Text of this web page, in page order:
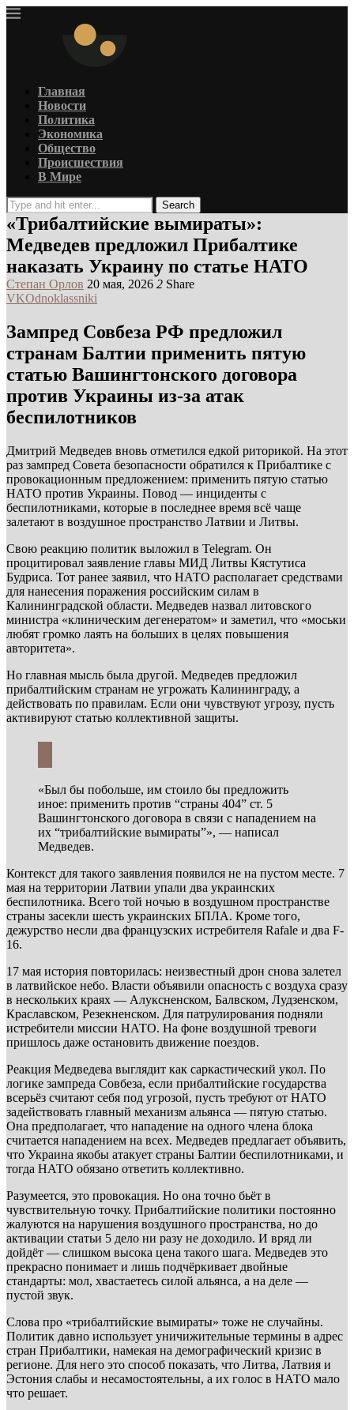
Главная
Новости
Политика
Экономика
Общество
Происшествия
В Мире
Search
«Трибалтийские вымираты»:
Медведев предложил Прибалтике
наказать Украину по статье НАТО
Степан Орлов 20 мая, 2026 2 Share
VKOdnoklassniki
Зампред Совбеза РФ предложил
странам Балтии применить пятую
статью Вашингтонского договора
против Украины из-за атак
беспилотников
Дмитрий Медведев вновь отметился едкой риторикой. На этот
раз зампред Совета безопасности обратился к Прибалтике с
провокационным предложением: применить пятую статью
НАТО против Украины. Повод — инциденты с
беспилотниками, которые в последнее время всё чаще
залетают в воздушное пространство Латвии и Литвы.
Свою реакцию политик выложил в Telegram. Он
процитировал заявление главы МИД Литвы Кястутиса
Будриса. Тот ранее заявил, что НАТО располагает средствами
для нанесения поражения российским силам в
Калининградской области. Медведев назвал литовского
министра «клиническим дегенератом» и заметил, что «моськи
любят громко лаять на больших в целях повышения
авторитета».
Но главная мысль была другой. Медведев предложил
прибалтийским странам не угрожать Калининграду, а
действовать по правилам. Если они чувствуют угрозу, пусть
активируют статью коллективной защиты.
«Был бы побольше, им стоило бы предложить
иное: применить против “страны 404” ст. 5
Вашингтонского договора в связи с нападением на
их “трибалтийские вымираты”», — написал
Медведев.
Контекст для такого заявления появился не на пустом месте. 7
мая на территории Латвии упали два украинских
беспилотника. Всего той ночью в воздушном пространстве
страны засекли шесть украинских БПЛА. Кроме того,
дежурство несли два французских истребителя Rafale и два F-
16.
17 мая история повторилась: неизвестный дрон снова залетел
в латвийское небо. Власти объявили опасность с воздуха сразу
в нескольких краях — Алуксненском, Балвском, Лудзенском,
Краславском, Резекненском. Для патрулирования подняли
истребители миссии НАТО. На фоне воздушной тревоги
пришлось даже остановить движение поездов.
Реакция Медведева выглядит как саркастический укол. По
логике зампреда Совбеза, если прибалтийские государства
всерьёз считают себя под угрозой, пусть требуют от НАТО
задействовать главный механизм альянса — пятую статью.
Она предполагает, что нападение на одного члена блока
считается нападением на всех. Медведев предлагает объявить,
что Украина якобы атакует страны Балтии беспилотниками, и
тогда НАТО обязано ответить коллективно.
Разумеется, это провокация. Но она точно бьёт в
чувствительную точку. Прибалтийские политики постоянно
жалуются на нарушения воздушного пространства, но до
активации статьи 5 дело ни разу не доходило. И вряд ли
дойдёт — слишком высока цена такого шага. Медведев это
прекрасно понимает и лишь подчёркивает двойные
стандарты: мол, хвастаетесь силой альянса, а на деле —
пустой звук.
Слова про «трибалтийские вымираты» тоже не случайны.
Политик давно использует уничижительные термины в адрес
стран Прибалтики, намекая на демографический кризис в
регионе. Для него это способ показать, что Литва, Латвия и
Эстония слабы и несамостоятельны, а их голос в НАТО мало
что решает.